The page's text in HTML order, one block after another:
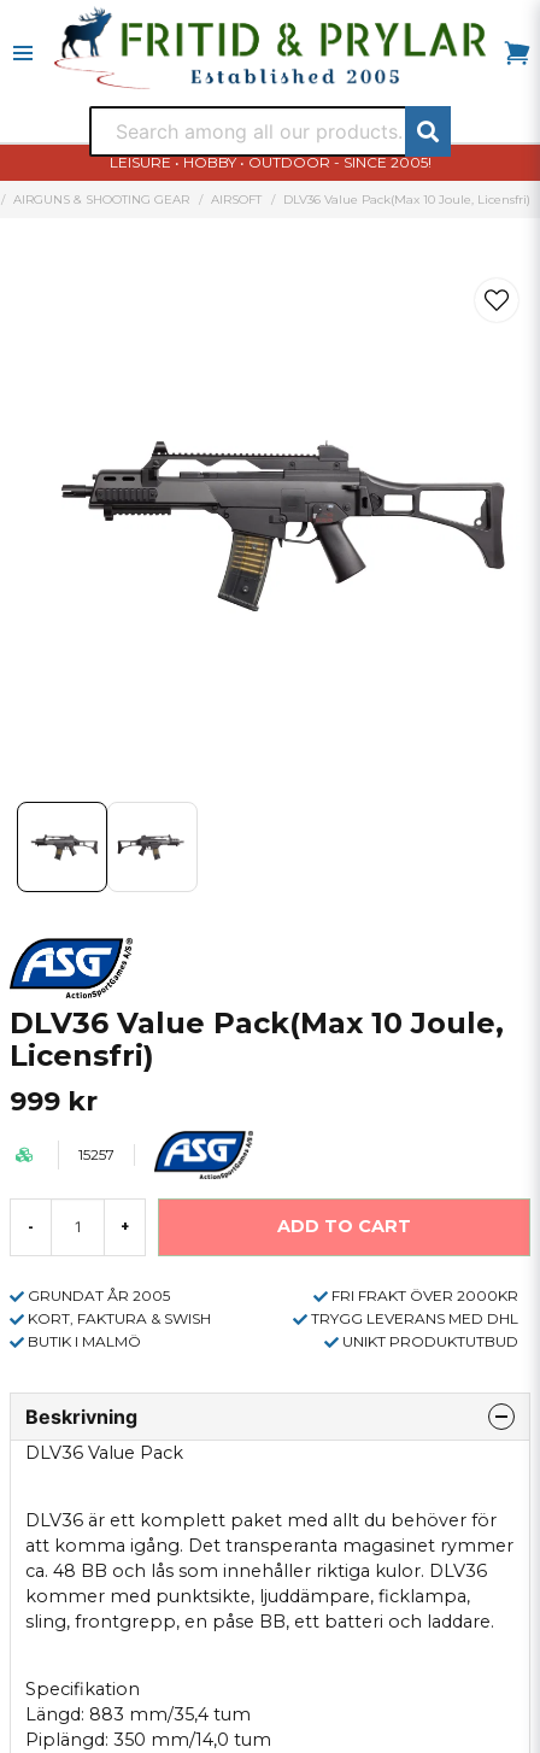
LEISURE • HOBBY • OUTDOOR - SINCE 2005!
AIRGUNS & SHOOTING GEAR AIRSOFT DLV36 Value Pack(Max 10 Joule, Licensfri)
DLV36 Value Pack(Max 10 Joule,
Licensfri)
999 kr
15257
- + ADD TO CART
GRUNDAT ÅR 2005
FRI FRAKT ÖVER 2000KR
KORT, FAKTURA & SWISH
TRYGG LEVERANS MED DHL
BUTIK I MALMÖ
UNIKT PRODUKTUTBUD
Beskrivning
DLV36 Value Pack
DLV36 är ett komplett paket med allt du behöver för
att komma igång. Det transperanta magasinet rymmer
ca. 48 BB och lås som innehåller riktiga kulor. DLV36
kommer med punktsikte, ljuddämpare, ficklampa,
sling, frontgrepp, en påse BB, ett batteri och laddare.
Specifikation
Längd: 883 mm/35,4 tum
Piplängd: 350 mm/14,0 tum